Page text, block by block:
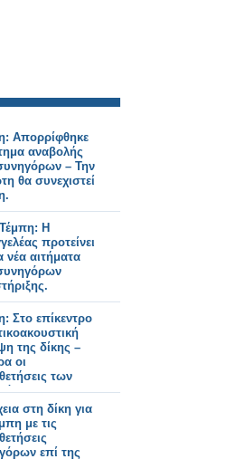
Απορρίφθηκε
αναβολής
– Την
θα συνεχιστεί
Η
προτείνει
νέα αιτήματα
Στο επίκεντρο
της δίκης –
οι
των
της
στη δίκη για
με τις
επί της